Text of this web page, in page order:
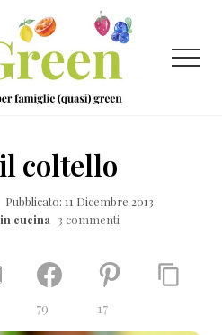
Menu
coltello
Pubblicato: 11 Dicembre 2013
cucina 3 commenti
79 17